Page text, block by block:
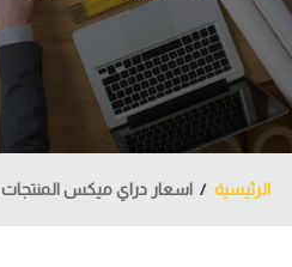
الرئيسية اسعار دراي ميكس المنتجات